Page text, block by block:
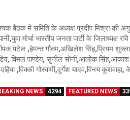
में समिति के अध्यक्ष प्रदीप मिश्रा की
मोर्चा भारतीय जनता पार्टी के जिलाध्यक्ष
दीपक पटेल ,हेमन्त गौतम,अखिलेश सिंह,प्रियम
विमल पाण्डेय, सुनील सोनी,आलोक सिंह,आकाश
दहिया ,विक्की गोस्वामी,दुर्गेश यादव,विनय
NEWS 4294 FEATURED NEWS